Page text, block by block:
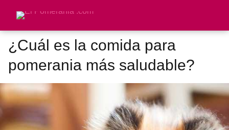
¿Cuál es la comida para
pomerania más saludable?